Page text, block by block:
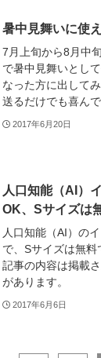
暑中見舞いに使
7月上旬から8月中
で暑中見舞いとし
なった方に出して
送るだけでも喜ん
2017年6月20日
人口知能（AI）
OK、Sサイズは
人口知能（AI）の
で、Sサイズは無
記事の内容は掲載
があります。
2017年6月6日